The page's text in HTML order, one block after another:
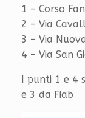
1 – Corso
2 – Via
3 – Via
4 – Via San
I punti 1 e 4
e 3 da Fiab